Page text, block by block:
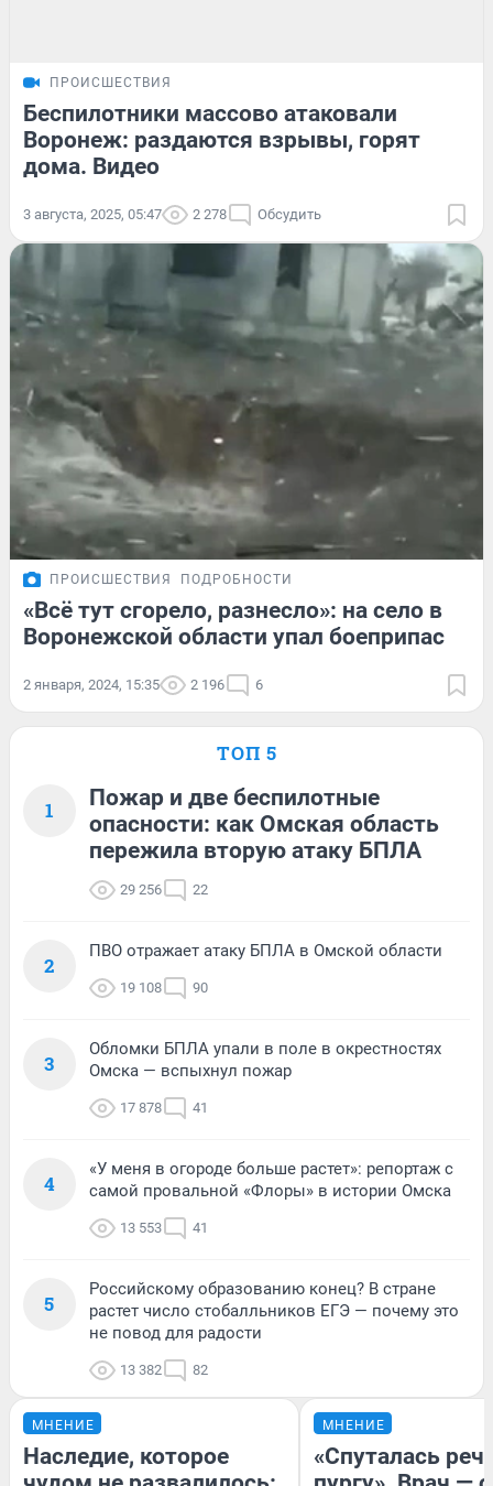
ПРОИСШЕСТВИЯ
Беспилотники массово атаковали
Воронеж: раздаются взрывы, горят
дома. Видео
3 августа, 2025, 05:47 2 278 Обсудить
ПРОИСШЕСТВИЯ ПОДРОБНОСТИ
«‎Всё тут сгорело, разнесло»: на село в
Воронежской области упал боеприпас
2 января, 2024, 15:35 2 196 6
ТОП 5
1
Пожар и две беспилотные
опасности: как Омская область
пережила вторую атаку БПЛА
29 256 22
2
ПВО отражает атаку БПЛА в Омской области
19 108 90
3
Обломки БПЛА упали в поле в окрестностях
Омска — вспыхнул пожар
17 878 41
4
«У меня в огороде больше растет»: репортаж с
самой провальной «Флоры» в истории Омска
13 553 41
5
Российскому образованию конец? В стране
растет число стобалльников ЕГЭ — почему это
не повод для радости
13 382 82
МНЕНИЕ
Наследие, которое
МНЕНИЕ
«Спуталась